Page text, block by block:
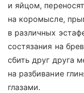
и яйцом,
на коромысле,
в различных
состязания на
сбить друг друга
на разбивание
глазами.